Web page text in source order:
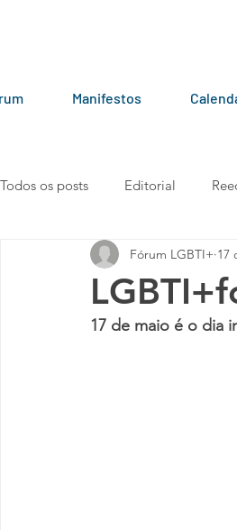
Manifestos
Todos os posts Editorial
LGBT+ pelo mundo Por
101010 Carta
Fórum LGBTI+ 17
17 de maio é o dia